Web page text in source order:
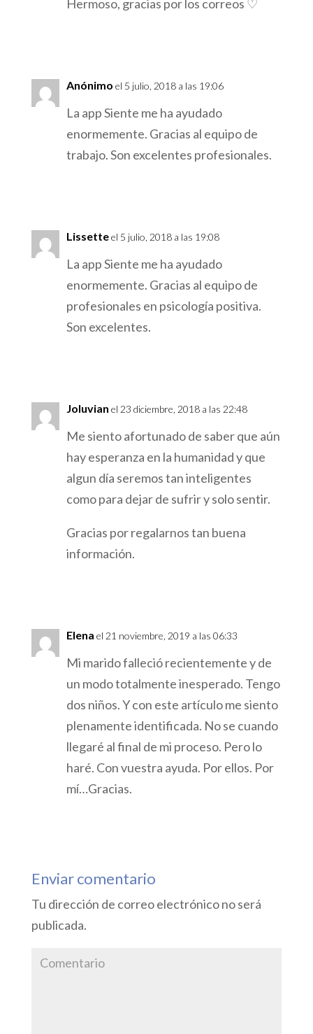
Hermoso, gracias por los correos ♡
Anónimo el 5 julio, 2018 a las 19:06
La app Siente me ha ayudado
enormemente. Gracias al equipo de
trabajo. Son excelentes profesionales.
Lissetteel 5 julio, 2018 a las 19:08
La app Siente me ha ayudado
enormemente. Gracias al equipo de
profesionales en psicología positiva.
Son excelentes.
Joluvian el 23 diciembre, 2018 a las 22:48
Me siento afortunado de saber que aún
hay esperanza en la humanidad y que
algun día seremos tan inteligentes
como para dejar de sufrir y solo sentir.
Gracias por regalarnos tan buena
información.
Elena el 21 noviembre, 2019 a las 06:33
Mi marido falleció recientemente y de
un modo totalmente inesperado. Tengo
dos niños. Y con este artículo me siento
plenamente identificada. No se cuando
llegaré al final de mi proceso. Pero lo
haré. Con vuestra ayuda. Por ellos. Por
mí…Gracias.
Enviar comentario
Tu dirección de correo electrónico no será
publicada.